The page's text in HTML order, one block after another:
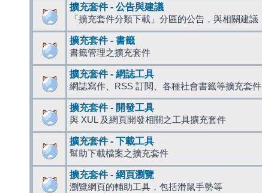
擴充套件 - 公告與建議
「擴充套件分類下載」分區的公告，與相關建議
擴充套件 - 書籤
書籤管理之擴充套件
擴充套件 - 網誌工具
網誌寫作、RSS 訂閱、各種社會書籤等擴充套件
擴充套件 - 開發工具
與 XUL 及網頁開發相關之工具擴充套件
擴充套件 - 下載工具
幫助下載檔案之擴充套件
擴充套件 - 網頁瀏覽
瀏覽網頁的輔助工具，包括滑鼠手勢等